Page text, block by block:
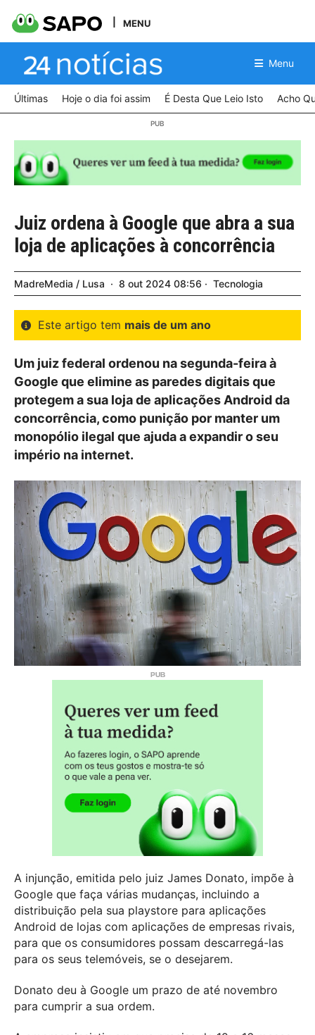
MENU
Menu
Últimas Hoje o dia foi assim É Desta Que Leio Isto Acho
Juiz ordena à Google que abra a sua
loja de aplicações à concorrência
MadreMedia / Lusa 8 out 2024 08:56 Tecnologia
Este artigo tem mais de um ano
Um juiz federal ordenou na segunda-feira à
Google que elimine as paredes digitais que
protegem a sua loja de aplicações Android da
concorrência, como punição por manter um
monopólio ilegal que ajuda a expandir o seu
império na internet.
A injunção, emitida pelo juiz James Donato, impõe à
Google que faça várias mudanças, incluindo a
distribuição pela sua playstore para aplicações
Android de lojas com aplicações de empresas rivais,
para que os consumidores possam descarregá-las
para os seus telemóveis, se o desejarem.
Donato deu à Google um prazo de até novembro
para cumprir a sua ordem.